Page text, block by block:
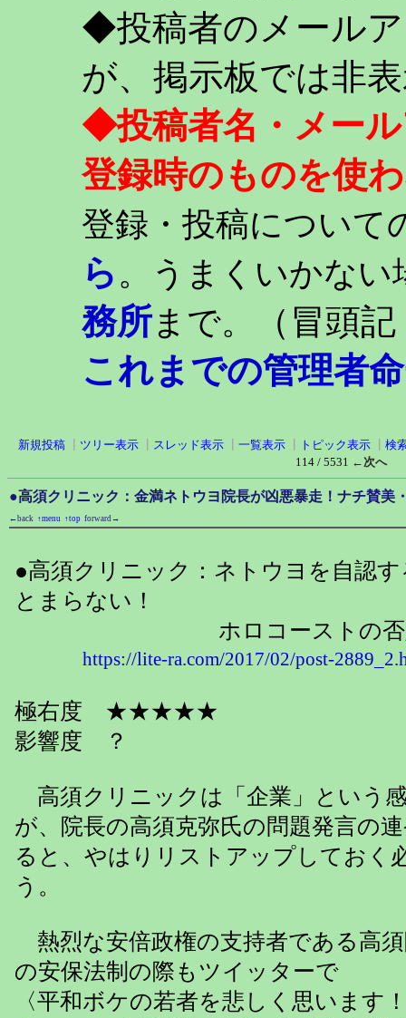
◆投稿者のメール
が、掲示板では非
◆投稿者名・メー
登録時のものを使
登録・投稿について
ら。うまくいかない
務所まで。 （冒
これまでの管理者
新規投稿 ツリー表示 スレッド表示 一覧表示 トピック表示
検
114 / 5531 ←次へ
●高須クリニック：金満ネトウヨ院長が凶悪暴走！ナチ賛美
←back ↑menu ↑top forward→
●高須クリニック：ネトウヨを自認
とまらない！
ホロコーストの否定
https://lite-ra.com/2017/02/post-
極右度 ★★★★★
影響度 ？
高須クリニックは「企業」という
が、院長の高須克弥氏の問題発言の
ると、やはりリストアップしておく
う。
熱烈な安倍政権の支持者である高
の安保法制の際もツイッターで
〈平和ボケの若者を悲しく思います